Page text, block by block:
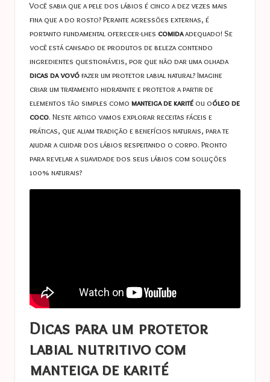
s
t
u
c
e
s
Você sabia que a pele dos lábios é cinco a dez vezes mais
fina que a do rosto? Perante agressões externas, é
portanto fundamental oferecer-lhes comidaadequado! Se
você está cansado de produtos de beleza contendo
ingredientes questionáveis, por que não dar uma olhada
dicas da vovófazer um protetor labial natural? Imagine
criar um tratamento hidratante e protetor a partir de
elementos tão simples como manteiga de karité ou oóleo de
coco. Neste artigo vamos explorar receitas fáceis e
práticas, que aliam tradição e benefícios naturais, para te
ajudar a cuidar dos lábios respeitando o corpo. Pronto
para revelar a suavidade dos seus lábios com soluções
100% naturais?
Dicas para um protetor
labial nutritivo com
manteiga de karité